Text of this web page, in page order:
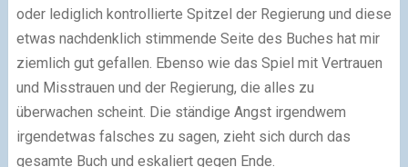
oder lediglich kontrollierte Spitzel der Regierung und diese
etwas nachdenklich stimmende Seite des Buches hat mir
ziemlich gut gefallen. Ebenso wie das Spiel mit Vertrauen
und Misstrauen und der Regierung, die alles zu
überwachen scheint. Die ständige Angst irgendwem
irgendetwas falsches zu sagen, zieht sich durch das
gesamte Buch und eskaliert gegen Ende.